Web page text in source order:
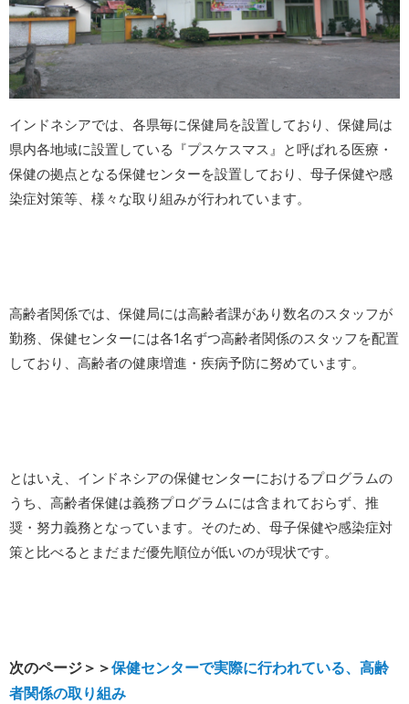
インドネシアでは、各県毎に保健局を設置しており、保健局は
県内各地域に設置している『プスケスマス』と呼ばれる医療・
保健の拠点となる保健センターを設置しており、母子保健や感
染症対策等、様々な取り組みが行われています。
高齢者関係では、保健局には高齢者課があり数名のスタッフが
勤務、保健センターには各1名ずつ高齢者関係のスタッフを配置
しており、高齢者の健康増進・疾病予防に努めています。
とはいえ、インドネシアの保健センターにおけるプログラムの
うち、高齢者保健は義務プログラムには含まれておらず、推
奨・努力義務となっています。そのため、母子保健や感染症対
策と比べるとまだまだ優先順位が低いのが現状です。
次のページ＞＞保健センターで実際に行われている、高齢
者関係の取り組み